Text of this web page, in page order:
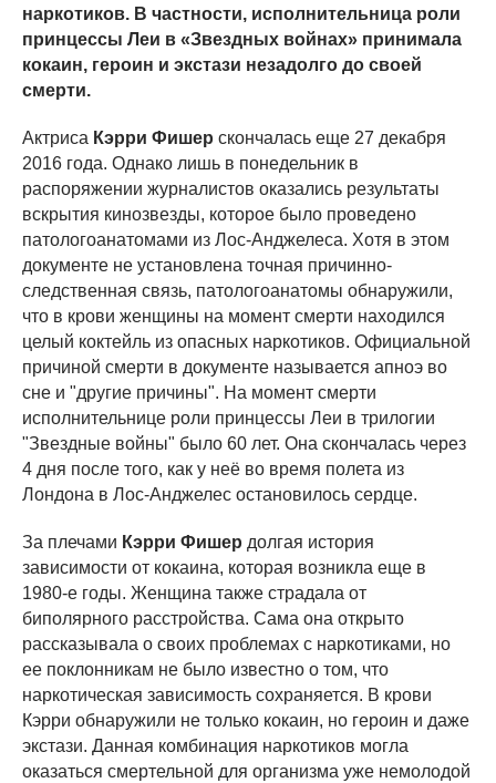
наркотиков. В частности, исполнительница роли
принцессы Леи в «Звездных войнах» принимала
кокаин, героин и экстази незадолго до своей
смерти.
Актриса Кэрри Фишер скончалась еще 27 декабря
2016 года. Однако лишь в понедельник в
распоряжении журналистов оказались результаты
вскрытия кинозвезды, которое было проведено
патологоанатомами из Лос-Анджелеса. Хотя в этом
документе не установлена точная причинно-
следственная связь, патологоанатомы обнаружили,
что в крови женщины на момент смерти находился
целый коктейль из опасных наркотиков. Официальной
причиной смерти в документе называется апноэ во
сне и "другие причины". На момент смерти
исполнительнице роли принцессы Леи в трилогии
"Звездные войны" было 60 лет. Она скончалась через
4 дня после того, как у неё во время полета из
Лондона в Лос-Анджелес остановилось сердце.
За плечами Кэрри Фишер долгая история
зависимости от кокаина, которая возникла еще в
1980-е годы. Женщина также страдала от
биполярного расстройства. Сама она открыто
рассказывала о своих проблемах с наркотиками, но
ее поклонникам не было известно о том, что
наркотическая зависимость сохраняется. В крови
Кэрри обнаружили не только кокаин, но героин и даже
экстази. Данная комбинация наркотиков могла
оказаться смертельной для организма уже немолодой